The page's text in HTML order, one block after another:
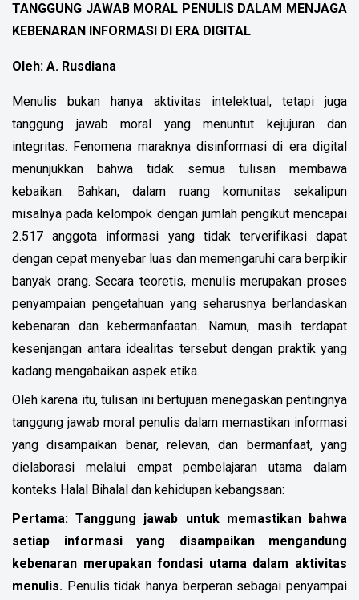
TANGGUNG JAWAB MORAL PENULIS DALAM MENJAGA
KEBENARAN INFORMASI DI ERA DIGITAL
Oleh: A. Rusdiana
Menulis bukan hanya aktivitas intelektual, tetapi juga
tanggung jawab moral yang menuntut kejujuran dan
integritas. Fenomena maraknya disinformasi di era digital
menunjukkan bahwa tidak semua tulisan membawa
kebaikan. Bahkan, dalam ruang komunitas sekalipun
misalnya pada kelompok dengan jumlah pengikut mencapai
2.517 anggota informasi yang tidak terverifikasi dapat
dengan cepat menyebar luas dan memengaruhi cara berpikir
banyak orang. Secara teoretis, menulis merupakan proses
penyampaian pengetahuan yang seharusnya berlandaskan
kebenaran dan kebermanfaatan. Namun, masih terdapat
kesenjangan antara idealitas tersebut dengan praktik yang
kadang mengabaikan aspek etika.
Oleh karena itu, tulisan ini bertujuan menegaskan pentingnya
tanggung jawab moral penulis dalam memastikan informasi
yang disampaikan benar, relevan, dan bermanfaat, yang
dielaborasi melalui empat pembelajaran utama dalam
konteks Halal Bihalal dan kehidupan kebangsaan:
Pertama:Tanggung jawab untuk memastikan bahwa
setiap informasi yang disampaikan mengandung
kebenaran merupakan fondasi utama dalam aktivitas
menulis. Penulis tidak hanya berperan sebagai penyampai